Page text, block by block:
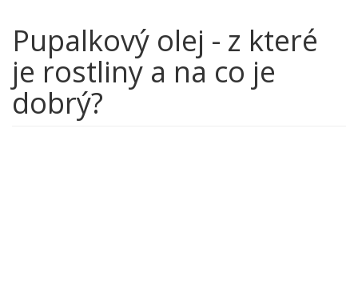
Pupalkový olej - z které
je rostliny a na co je
dobrý?